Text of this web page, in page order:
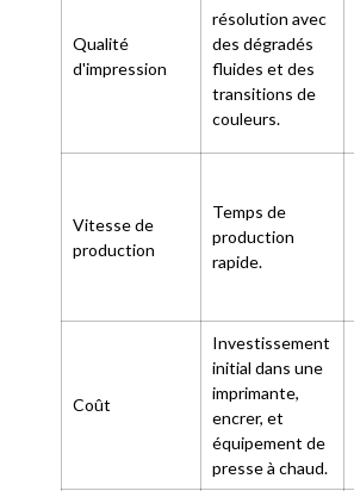
Qualité
d'impression
résolution avec
des dégradés
fluides et des
transitions de
couleurs.
Vitesse de
production
Temps de
production
rapide.
Coût
Investissement
initial dans une
imprimante,
encrer, et
équipement de
presse à chaud.